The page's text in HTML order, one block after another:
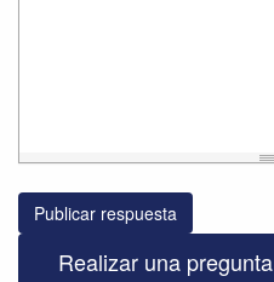
Publicar respuesta
Realizar una pregunta